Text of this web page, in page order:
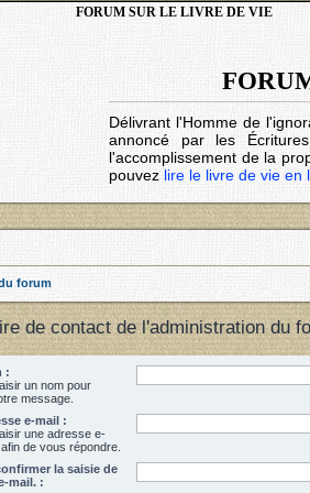
FORUM SUR LE LIVRE DE VIE
Délivrant l'Homme de
annoncé par les
l'accomplissement de la
pouvez lire le livre de vie en
forum
de contact de l'administration du
:
un nom pour
message.
e-mail :
une adresse e-
de vous répondre.
la saisie de
mail. :